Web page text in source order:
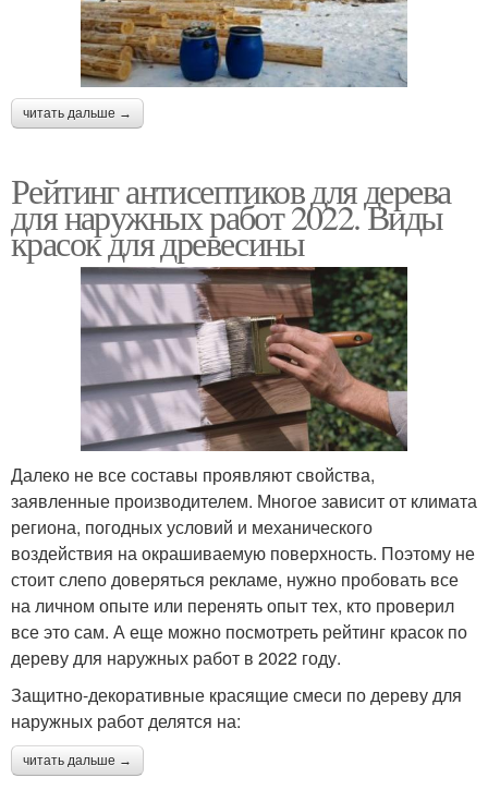
читать дальше →
Рейтинг антисептиков для дерева
для наружных работ 2022. Виды
красок для древесины
Далеко не все составы проявляют свойства,
заявленные производителем. Многое зависит от климата
региона, погодных условий и механического
воздействия на окрашиваемую поверхность. Поэтому не
стоит слепо доверяться рекламе, нужно пробовать все
на личном опыте или перенять опыт тех, кто проверил
все это сам. А еще можно посмотреть рейтинг красок по
дереву для наружных работ в 2022 году.
Защитно-декоративные красящие смеси по дереву для
наружных работ делятся на:
читать дальше →